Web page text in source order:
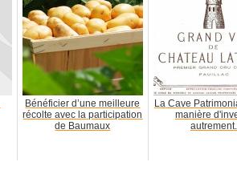
Bénéficier d’une meilleure
récolte avec la participation
de Baumaux
La Cave
manière
autrement.